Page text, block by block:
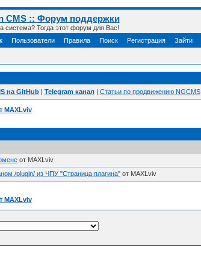
CMS :: Форум поддержки
система? Тогда этот форум для Вас!
Пользователи Правила Поиск Регистрация Зайти
на GitHub| Telegram канал| Статьи по продвижению NGCMS
MAXLviv
от MAXLviv
/plugin/ из ЧПУ "Страница плагина" от MAXLviv
MAXLviv